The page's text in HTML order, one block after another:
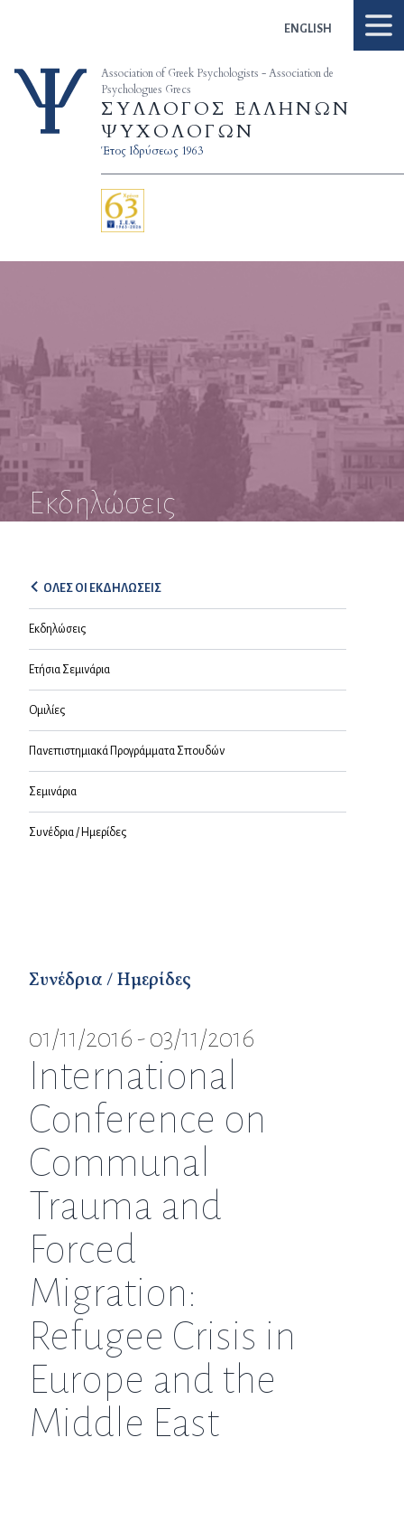
ENGLISH
Association of Greek Psychologists - Association de
Psychologues Grecs
ΣΥΛΛΟΓΟΣ ΕΛΛΗΝΩΝ
ΨΥΧΟΛΟΓΩΝ
Έτος Ιδρύσεως 1963
Εκδηλώσεις
ΟΛΕΣ ΟΙ ΕΚΔΗΛΩΣΕΙΣ
Εκδηλώσεις
Ετήσια Σεμινάρια
Ομιλίες
Πανεπιστημιακά Προγράμματα Σπουδών
Σεμινάρια
Συνέδρια / Ημερίδες
Συνέδρια / Ημερίδες
01/11/2016 - 03/11/2016
International
Conference on
Communal
Trauma and
Forced
Migration:
Refugee Crisis in
Europe and the
Middle East